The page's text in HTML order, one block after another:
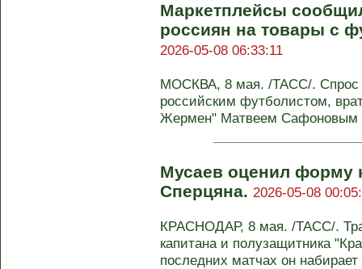
Маркетплейсы
россиян на товары с
2026-05-08 06:33:11
МОСКВА, 8 мая. /ТАСС/. Спрос
российским футболистом,
Жермен" Матвеем Сафоновым
Мусаев оценил форму
Сперцяна. 2026-05-08
КРАСНОДАР, 8 мая. /ТАСС/.
капитана и полузащитника
последних матчах он набирает